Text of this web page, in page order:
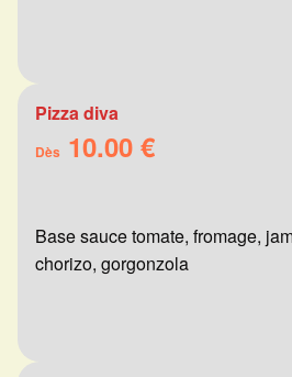
Pizza diva
Dès 10.00 €
Base sauce tomate, fromage,
chorizo, gorgonzola